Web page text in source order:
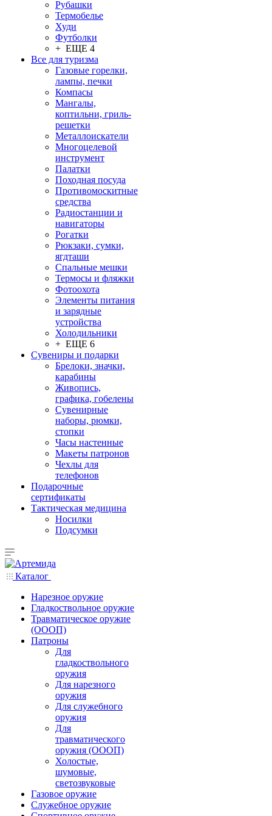
Рубашки
Термобелье
Худи
Футболки
+ ЕЩЕ 4
Все для туризма
Газовые горелки,
лампы, печки
Компасы
Мангалы,
коптильни, гриль-
решетки
Металлоискатели
Многоцелевой
инструмент
Палатки
Походная посуда
Противомоскитные
средства
Радиостанции и
навигаторы
Рогатки
Рюкзаки, сумки,
ягдташи
Спальные мешки
Термосы и фляжки
Фотоохота
Элементы питания
и зарядные
устройства
Холодильники
+ ЕЩЕ 6
Сувениры и подарки
Брелоки, значки,
карабины
Живопись,
графика, гобелены
Сувенирные
наборы, рюмки,
стопки
Часы настенные
Макеты патронов
Чехлы для
телефонов
Подарочные
сертификаты
Тактическая медицина
Носилки
Подсумки
Каталог
Нарезное оружие
Гладкоствольное оружие
Травматическое оружие
(ОООП)
Патроны
Для
гладкоствольного
оружия
Для нарезного
оружия
Для служебного
оружия
Для
травматического
оружия (ОООП)
Холостые,
шумовые,
светозвуковые
Газовое оружие
Служебное оружие